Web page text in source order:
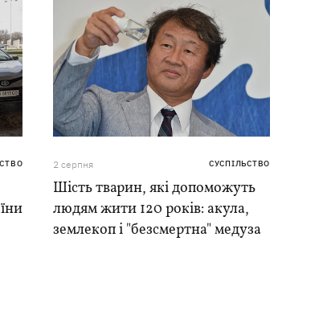
2 серпня СУСПІЛЬСТВО
Шість тварин, які допоможуть
людям жити 120 років: акула,
землекоп і "безсмертна" медуза